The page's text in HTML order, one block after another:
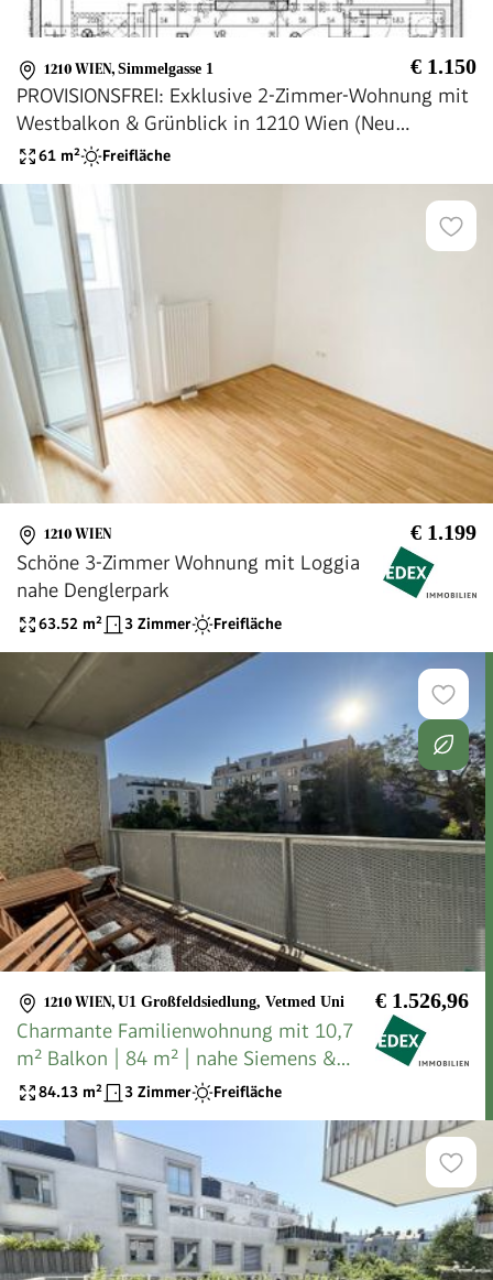
1210 WIEN, Simmelgasse 1 € 1.150
PROVISIONSFREI: Exklusive 2-Zimmer-Wohnung mit
Westbalkon & Grünblick in 1210 Wien (Neu
Leopoldau)
61 m² Freifläche
1210 WIEN € 1.199
Schöne 3-Zimmer Wohnung mit Loggia
nahe Denglerpark
63.52 m² 3 Zimmer Freifläche
1210 WIEN, U1 Großfeldsiedlung, Vetmed Uni € 1.526,96
Charmante Familienwohnung mit 10,7
m² Balkon | 84 m² | nahe Siemens &
VetMed | 1210 Wien
84.13 m² 3 Zimmer Freifläche